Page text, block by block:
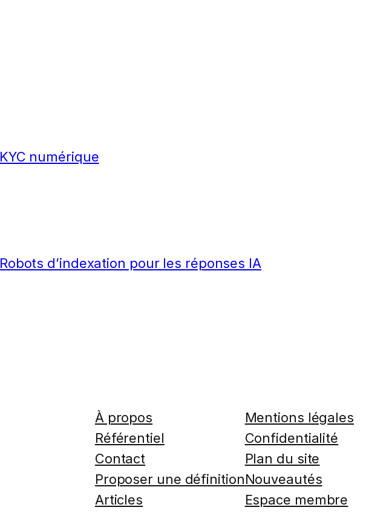
KYC numérique
Robots d’indexation pour les réponses IA
À propos
Référentiel
Contact
Proposer une définition
Articles
Mentions légales
Confidentialité
Plan du site
Nouveautés
Espace membre